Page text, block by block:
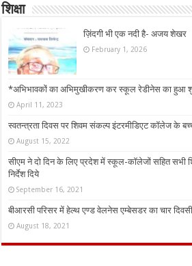
शिक्षा
ज़िंदगी भी एक नदी है- अजय शेखर
February 1, 2026
*अभिभावकों का अभिमुखीकरण कर स्कूल रेडीनेस का हुआ
April 11, 2023
स्वतन्त्रता दिवस पर शिवम संकल्प इंटरमीडिएट कॉलेज के
August 15, 2022
सीएम ने दो दिन के लिए प्रदेश में स्कूल-कॉलेजों सहित सभी
निर्देश दिये
September 16, 2021
बीआरसी परिसर में हेल्थ एण्ड वेलनेस एम्बेसडर का चार
August 18, 2021